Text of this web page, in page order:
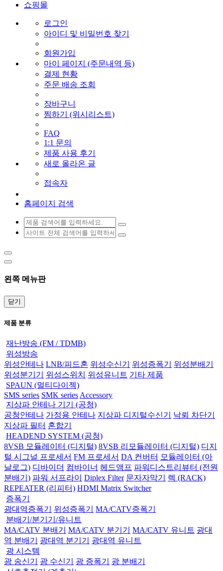
쇼핑몰
로그인
아이디 및 비밀번호 찾기
회원가입
마이 페이지 (주문내역 등)
결제 현황
주문 배송 조회
장바구니
찜하기 (위시리스트)
FAQ
1:1 문의
제품 사용 후기
새로 올라온 글
접속자
홈페이지 검색
왼쪽 메뉴판
닫기
제품 분류
재난방송 (FM / TDMB)
위성방송
위성안테나 LNB/피드혼 위성수신기 위성증폭기
위성분배기
위성분기기
위성스위치 위성유니트 기타 제품
SPAUN (멀티다이젝)
SMS series SMK series Accessory
지상파 안테나 기기 (공청)
공청안테나 가정용 안테나 지상파 디지털수신기
낙뢰 차단기
지상파 필터 혼합기
HEADEND SYSTEM (공청)
8VSB 모듈레이터 (디지털) 8VSB 리모듈레이터 (디지털) 디지
털 시그널 프로세서 FM 프로세서 DA 컨버터 모듈레이터 (아
날로그) 디바이더 컴바이너 헤드앰프 파워디스트리뷰터 (전원
분배기) 파워 서프라이 Diplex Filter 문자자막기
렉 (RACK)
REPEATER (리피터) HDMI Matrix Switcher
증폭기
광대역증폭기
위성증폭기
MA/CATV증폭기
분배기/분기기/유니트
MA/CATV 분배기
MA/CATV 분기기 MA/CATV 유니트 광대
역 분배기
광대역 분기기
광대역 유니트
광 시스템
광 송신기
광 수신기 광 증폭기
광 분배기